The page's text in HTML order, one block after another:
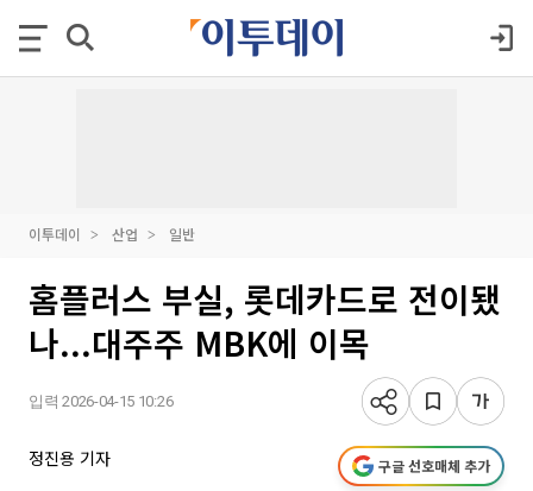
이투데이 산업 일반
홈플러스 부실, 롯데카드로 전이됐
나...대주주 MBK에 이목
입력 2026-04-15 10:26
정진용 기자 구글 선호매체 추가